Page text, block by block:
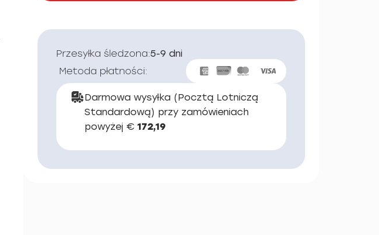
Przesyłka śledzona:5-9 dni
Metoda płatności:
Darmowa wysyłka (Pocztą Lotniczą
Standardową) przy zamówieniach
powyżej € 172,19